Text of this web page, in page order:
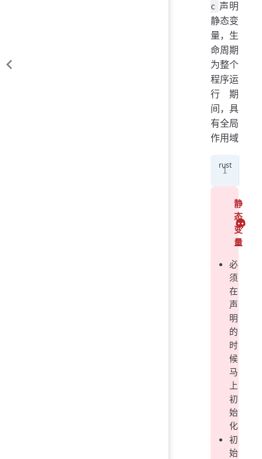
c 声明
静态变
量，生
命周期
为整个
程序运
行期
间，具
有全局
作用域
静
态
变
量
必
须
在
声
明
的
时
候
马
上
初
始
化
初
始